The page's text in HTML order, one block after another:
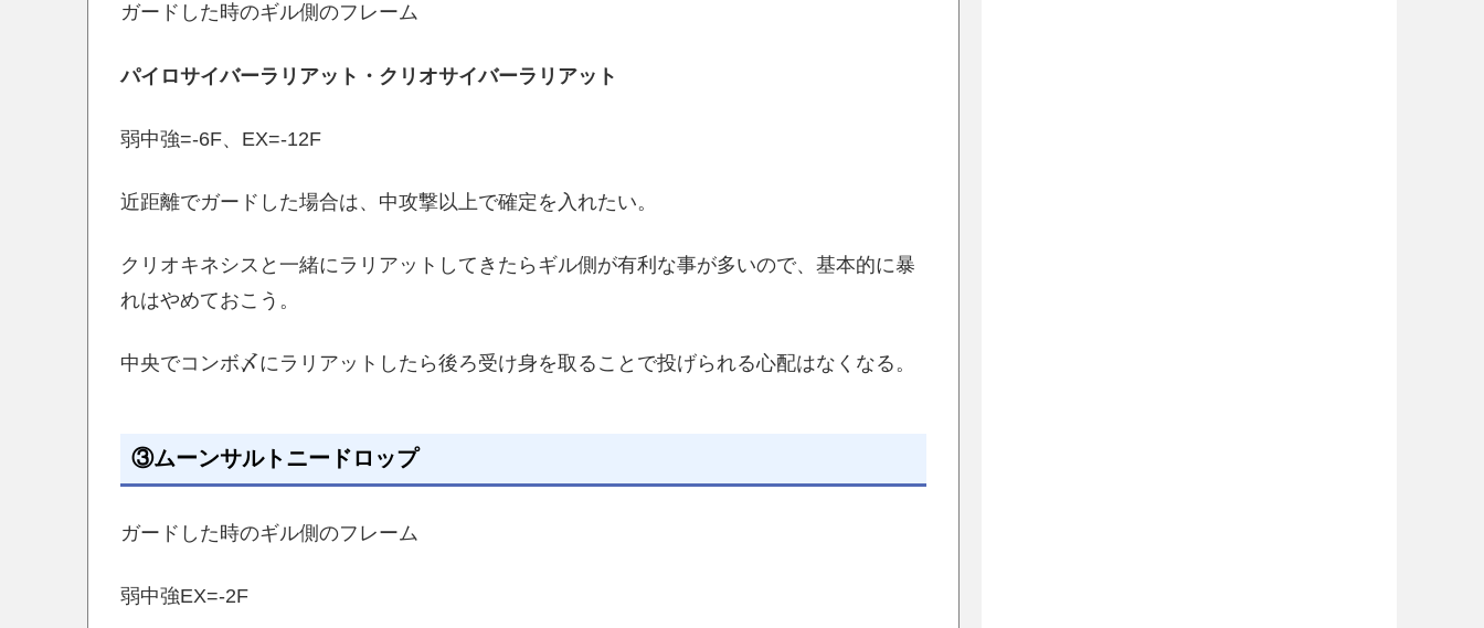
ガードした時のギル側のフレーム
パイロサイバーラリアット・ クリオサイバーラリアット
弱中強=-6F、EX=-12F
近距離でガードした場合は、中攻撃以上で確定を入れたい。
クリオキネシスと一緒にラリアットしてきたらギル側が有利な事が多いので、基本的に暴
れはやめておこう。
中央でコンボ〆にラリアットしたら後ろ受け身を取ることで投げられる心配はなくなる。
③ムーンサルトニードロップ
ガードした時のギル側のフレーム
弱中強EX=-2F